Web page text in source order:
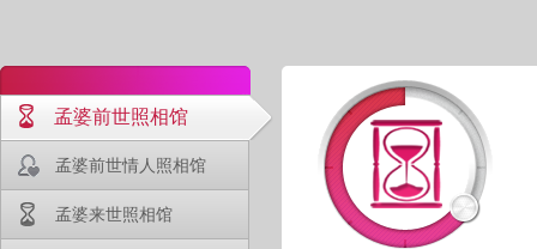
孟婆前世照相馆
孟婆前世情人照相馆
孟婆来世照相馆